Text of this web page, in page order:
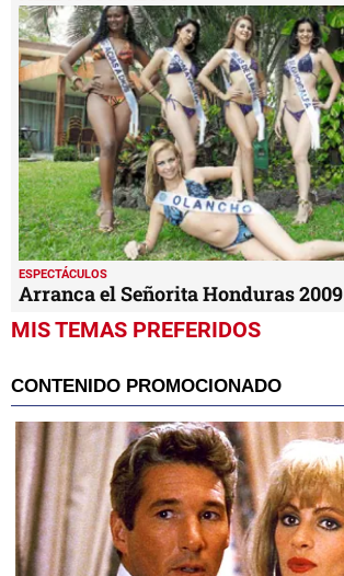
1
minute,
15
seconds
ESPECTÁCULOS
Arranca el Señorita Honduras 2009
MIS TEMAS PREFERIDOS